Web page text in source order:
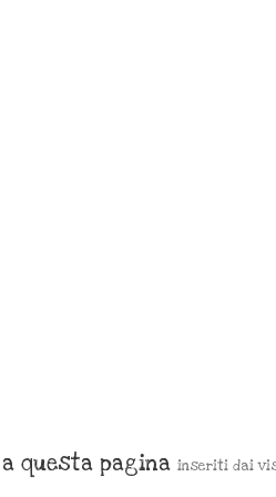
questa pagina inseriti dai